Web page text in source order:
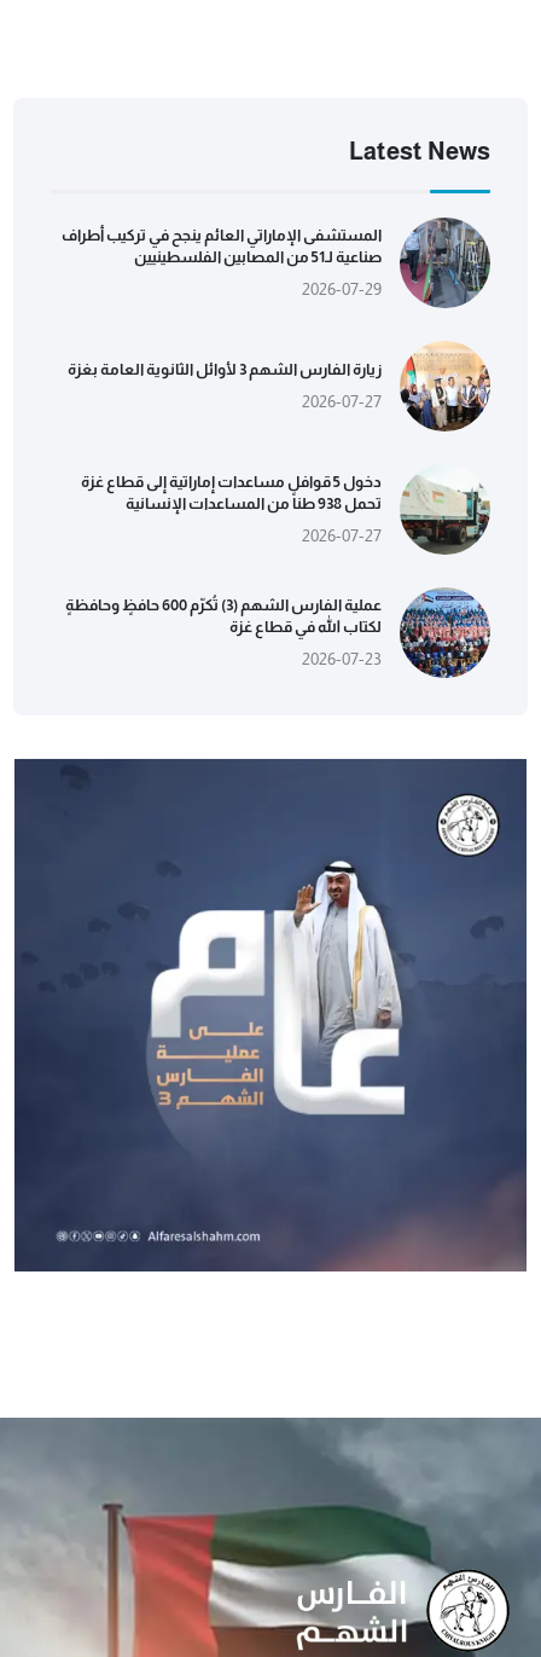
Latest News
المستشفى الإماراتي العائم ينجح في تركيب أطراف
صناعية لـ51 من المصابين الفلسطينيين
2026-07-29
زيارة الفارس الشهم 3 لأوائل الثانوية العامة بغزة
2026-07-27
دخول 5 قوافل مساعدات إماراتية إلى قطاع غزة
تحمل 938 طناً من المساعدات الإنسانية
2026-07-27
عملية الفارس الشهم (3) تُكرّم 600 حافظٍ وحافظةٍ
لكتاب الله في قطاع غزة
2026-07-23